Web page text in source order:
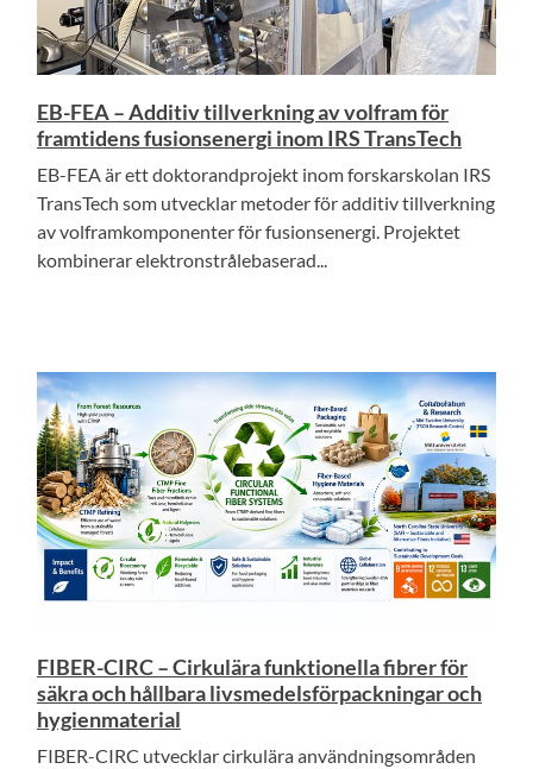
EB-FEA – Additiv tillverkning av volfram för
framtidens fusionsenergi inom IRS TransTech
EB-FEA är ett doktorandprojekt inom forskarskolan IRS
TransTech som utvecklar metoder för additiv tillverkning
av volframkomponenter för fusionsenergi. Projektet
kombinerar elektronstrålebaserad...
FIBER-CIRC – Cirkulära funktionella fibrer för
säkra och hållbara livsmedelsförpackningar och
hygienmaterial
FIBER-CIRC utvecklar cirkulära användningsområden